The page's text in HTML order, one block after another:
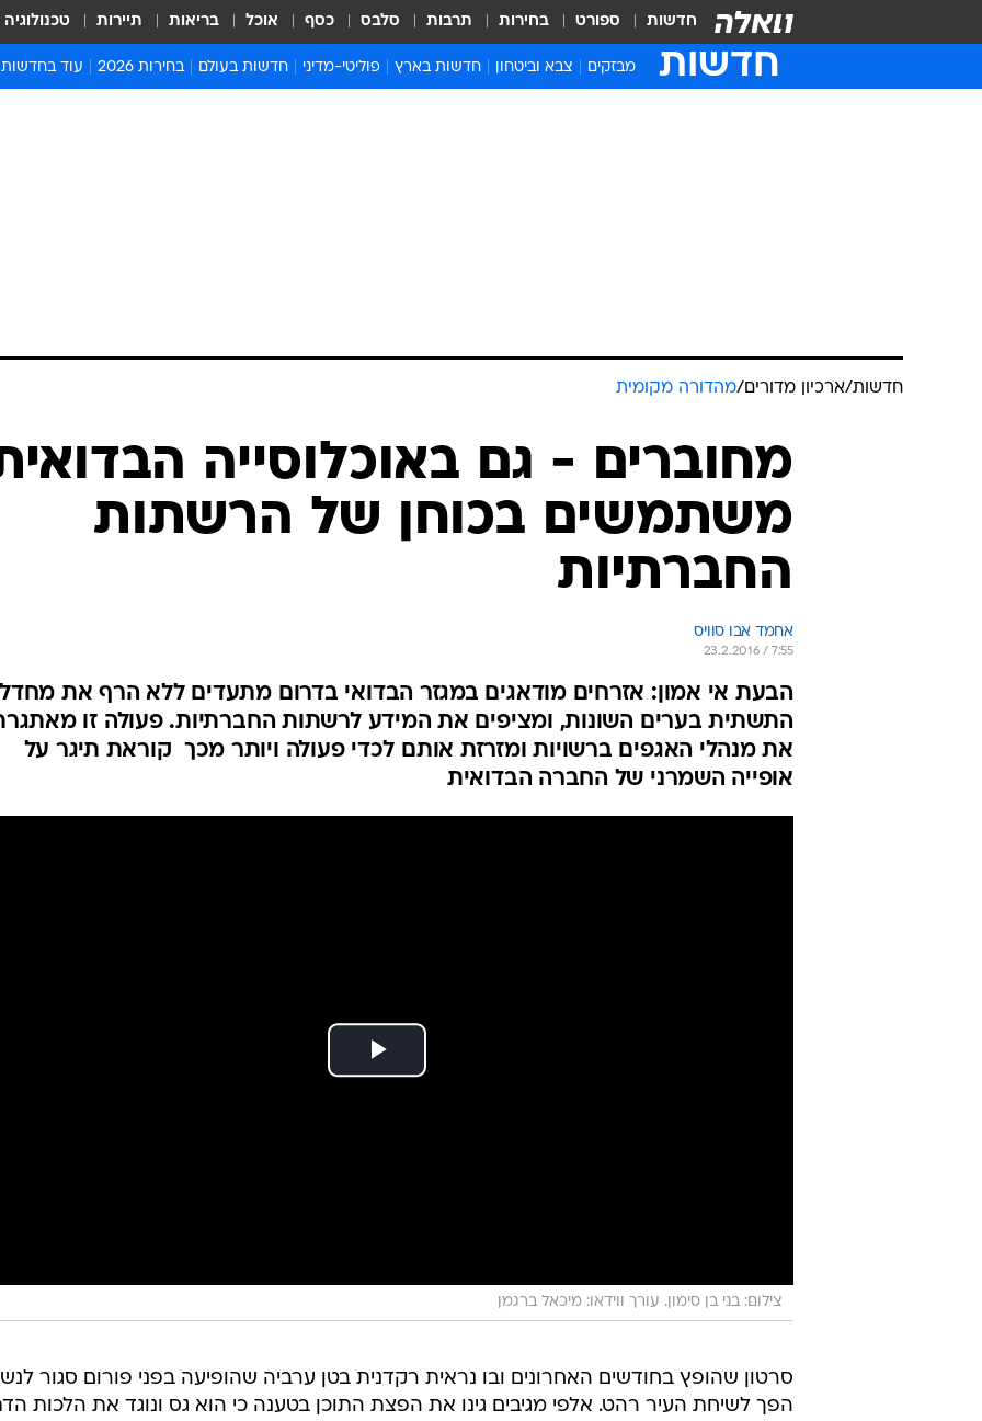
חדשות ספורט בחירות תרבות סלבס כסף אוכל בריאות תיירות טכנולוגיה
חדשות מבזקים צבא וביטחון חדשות בארץ פוליטי-מדיני חדשות בעולם בחירות 2026 עוד בחדשות
חדשות
חדשות/ארכיון מדורים/מהדורה מקומית
מחוברים - גם באוכלוסייה
משתמשים בכוחן של הרשתות
החברתיות
אחמד אבו סוויס
23.2.2016 / 7:55
הבעת אי אמון: אזרחים מודאגים במגזר הבדואי בדרום מתעדים ללא הרף את
התשתית בערים השונות, ומציפים את המידע לרשתות החברתיות. פעולה זו
את מנהלי האגפים ברשויות ומזרזת אותם לכדי פעולה ויותר מכך  קוראת תיגר על
אופייה השמרני של החברה הבדואית
צילום: בני בן סימון. עורך ווידאו: מיכאל ברגמן
סרטון שהופץ בחודשים האחרונים ובו נראית רקדנית בטן ערביה שהופיעה בפני פורום סגור
הפך לשיחת העיר רהט. אלפי מגיבים גינו את הפצת התוכן בטענה כי הוא גס ונוגד את הלכות